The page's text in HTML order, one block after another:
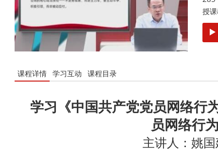
授
课程详情 学习互动 课程目录
学习《中国共产党党员网络行
员网络行
主讲人：姚